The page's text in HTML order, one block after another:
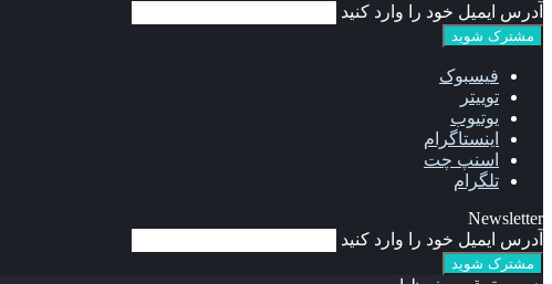
آدرس ایمیل خود را وارد کنید
فیسبوک
توییتر
یوتیوب
اینستاگرام
اسنپ چت
تلگرام
Newsletter
آدرس ایمیل خود را وارد کنید